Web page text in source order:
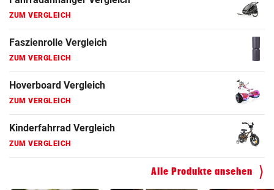
ZUM VERGLEICH
Faszienrolle Vergleich
ZUM VERGLEICH
Hoverboard Vergleich
ZUM VERGLEICH
Kinderfahrrad Vergleich
ZUM VERGLEICH
Alle Produkte ansehen